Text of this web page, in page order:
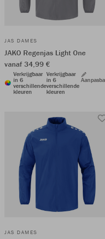
JAS DAMES
JAKO Regenjas Light One
vanaf 34,99 €
Verkrijgbaar
in 6
verschillende
kleuren
Verkrijgbaar
in 6
verschillende
kleuren
JAS DAMES